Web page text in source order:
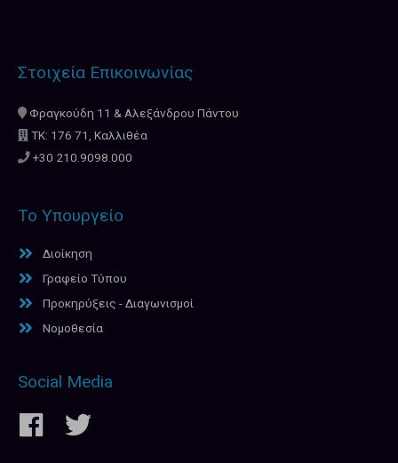
Στοιχεία Επικοινωνίας
Φραγκούδη 11 & Αλεξάνδρου Πάντου
ΤΚ: 176 71, Καλλιθέα
+30 210.9098.000
Το Υπουργείο
Διοίκηση
Γραφείο Τύπου
Προκηρύξεις - Διαγωνισμοί
Νομοθεσία
Social Media